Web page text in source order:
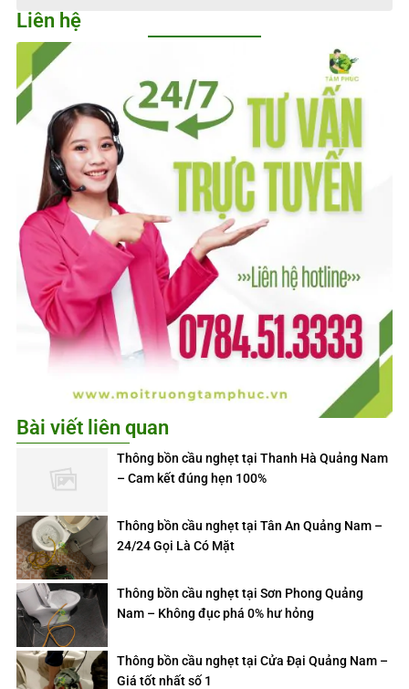
Liên hệ
Bài viết liên quan
Thông bồn cầu nghẹt tại Thanh Hà Quảng Nam
– Cam kết đúng hẹn 100%
Thông bồn cầu nghẹt tại Tân An Quảng Nam –
24/24 Gọi Là Có Mặt
Thông bồn cầu nghẹt tại Sơn Phong Quảng
Nam – Không đục phá 0% hư hỏng
Thông bồn cầu nghẹt tại Cửa Đại Quảng Nam –
Giá tốt nhất số 1